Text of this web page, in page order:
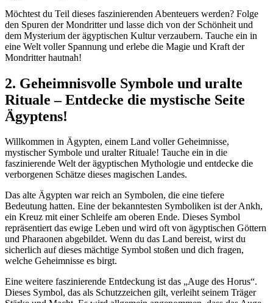
Möchtest du Teil dieses faszinierenden Abenteuers werden? Folge
den Spuren der Mondritter und lasse dich von der Schönheit und
dem Mysterium der ägyptischen Kultur verzaubern. Tauche ein in
eine Welt voller Spannung und erlebe die Magie und Kraft der
Mondritter hautnah!
2. Geheimnisvolle Symbole und uralte
Rituale – Entdecke die mystische Seite
Ägyptens!
Willkommen in Ägypten, einem Land voller Geheimnisse,
mystischer Symbole und uralter Rituale! Tauche ein in die
faszinierende Welt der ägyptischen Mythologie und entdecke die
verborgenen Schätze dieses magischen Landes.
Das alte Ägypten war reich an Symbolen, die eine tiefere
Bedeutung hatten. Eine der bekanntesten Symboliken ist der Ankh,
ein Kreuz mit einer Schleife am oberen Ende. Dieses Symbol
repräsentiert das ewige Leben und wird oft von ägyptischen Göttern
und Pharaonen abgebildet. Wenn du das Land bereist, wirst du
sicherlich auf dieses mächtige Symbol stoßen und dich fragen,
welche Geheimnisse es birgt.
Eine weitere faszinierende Entdeckung ist das „Auge des Horus“.
Dieses Symbol, das als Schutzzeichen gilt, verleiht seinem Träger